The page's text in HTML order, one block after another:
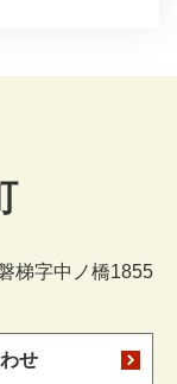
梯字中ノ橋1855
せ